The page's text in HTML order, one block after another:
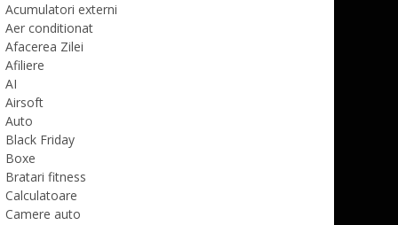
Acumulatori externi
Aer conditionat
Afacerea Zilei
Afiliere
AI
Airsoft
Auto
Black Friday
Boxe
Bratari fitness
Calculatoare
Camere auto